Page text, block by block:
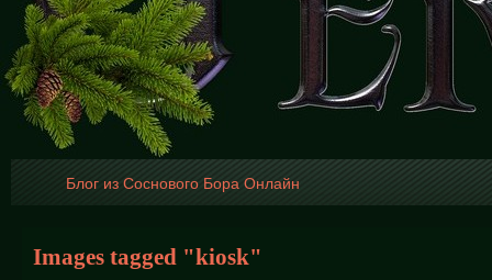
Блог из Соснового Бора Онлайн
Images tagged "kiosk"